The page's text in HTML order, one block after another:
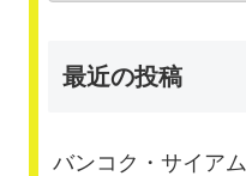
最近の投稿
バンコク・サイア